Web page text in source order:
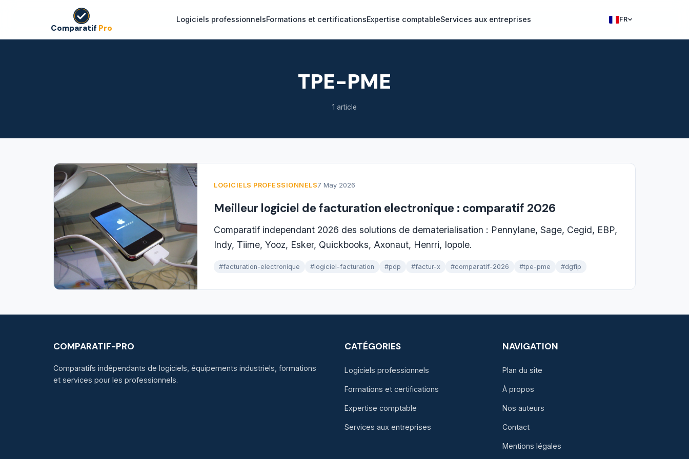
Comparatif Pro
Logiciels professionnelsFormations et certificationsExpertise comptableServices aux entreprises FR
Francais
TPE-PME
1 article
LOGICIELS PROFESSIONNELS7 May 2026
Meilleur logiciel de facturation electronique : comparatif 2026
Comparatif independant 2026 des solutions de dematerialisation : Pennylane, Sage, Cegid, EBP,
Indy, Tiime, Yooz, Esker, Quickbooks, Axonaut, Henrri, Iopole.
#facturation-electronique #logiciel-facturation #pdp #factur-x #comparatif-2026 #tpe-pme #dgfip
COMPARATIF-PRO
Comparatifs indépendants de logiciels, équipements industriels, formations
et services pour les professionnels.
CATÉGORIES
Logiciels professionnels
Formations et certifications
Expertise comptable
Services aux entreprises
NAVIGATION
Plan du site
À propos
Nos auteurs
Contact
Mentions légales